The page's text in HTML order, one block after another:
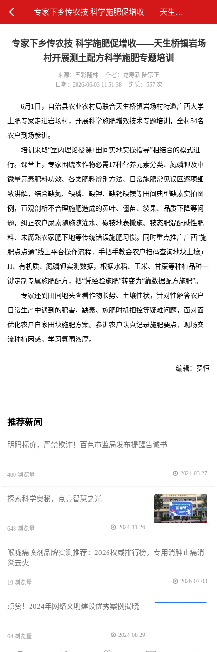
专家下乡传农技 科学施肥促增收——天生桥镇岩场村开展测土配方科学施肥专题培训
专家下乡传农技 科学施肥促增收——天生桥镇岩场
村开展测土配方科学施肥专题培训
来源：五彩隆林
作者：龙寿新 陆宗正
日期：2026-06-03 11:51:38
浏览：557 次
6月1日，自治县农业农村局联合天生桥镇岩场村特邀广西大学
土肥专家走进岩场村，开展科学施肥增效技术专题培训，全村54名
农户到场参训。
培训采取“室内理论授课+田间实地实操指导”相结合的模式进
行。课堂上，专家围绕农作物必需17种营养元素分类、氮磷钾及中
微量元素肥料功效、各类肥料辨别方法、日常施肥常见误区逐项细
致讲解，结合缺氮、缺磷、缺钾、缺钙缺镁等田间典型缺素实拍图
例，直观剖析不合理施肥造成的黄叶、僵苗、裂果、品质下降等问
题，纠正农户尿素随施随灌水、碳铵地表撒施、铵态肥混配碱性肥
料、未腐熟农家肥下地等传统错误施肥习惯。同时重点推广广西“施
肥点点通”线上平台操作流程，手把手教会农户扫码查询地块土壤p
H、有机质、氮磷钾实测数据，根据水稻、玉米、甘蔗等种植品种一
键定制专属施肥配方，把“凭经验施肥”转变为“靠数据配方施肥”。
专家还到田间地头查看作物长势、土壤性状，针对性解答农户
日常生产中遇到的肥害、缺素、施肥时机把控等疑难问题，面对面
优化农户自家田块施肥方案。参训农户认真记录施肥要点，现场交
流种植困惑，学习氛围浓厚。
编辑：罗恒
推荐新闻
明码标价，严禁欺诈！百色市监局发布提醒告诫书
400 浏览量 2024-03-27
探索科学奥秘，点亮智慧之光
648 浏览量 2024-11-26
喉咙痛喷剂品牌实测推荐：2026权威排行榜，专用消肿止痛消
炎去火
19 浏览量 2026-07-03
点赞！2024年网络文明建设优秀案例揭晓
64 浏览量 2024-08-29